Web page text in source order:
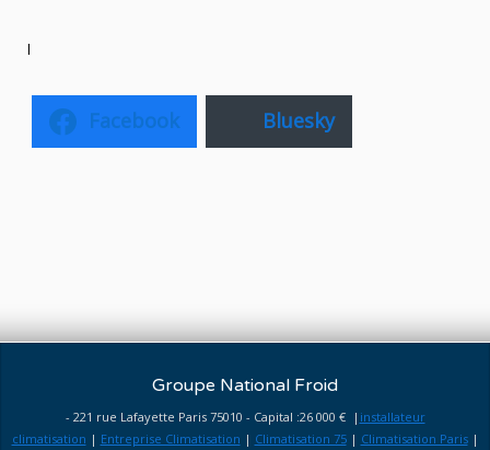
l
Facebook Bluesky
Groupe National Froid
- 221 rue Lafayette Paris 75010 - Capital :26 000 € | installateur
climatisation | Entreprise Climatisation | Climatisation 75| Climatisation Paris|